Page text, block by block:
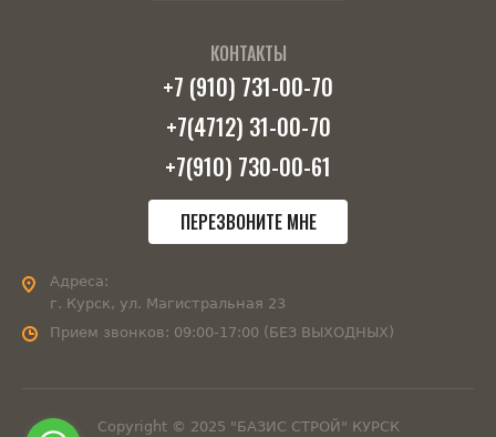
КОНТАКТЫ
+7 (910) 731-00-70
+7(4712) 31-00-70
+7(910) 730-00-61
ПЕРЕЗВОНИТЕ МНЕ
Адреса:
г. Курск, ул. Магистральная 23
Прием звонков: 09:00-17:00 (БЕЗ ВЫХОДНЫХ)
Copyright © 2025 "БАЗИС СТРОЙ" КУРСК